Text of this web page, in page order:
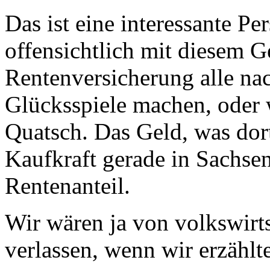
Das ist eine interessante
offensichtlich mit diesem
Rentenversicherung alle
Glücksspiele machen,
Quatsch. Das Geld, was
Kaufkraft gerade in
Rentenanteil.
Wir wären ja von
verlassen, wenn wir